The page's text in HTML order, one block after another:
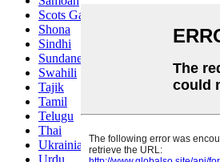
Scots Gaelic
Shona
Sindhi
Sundanese
Swahili
Tajik
Tamil
Telugu
Thai
Ukrainian